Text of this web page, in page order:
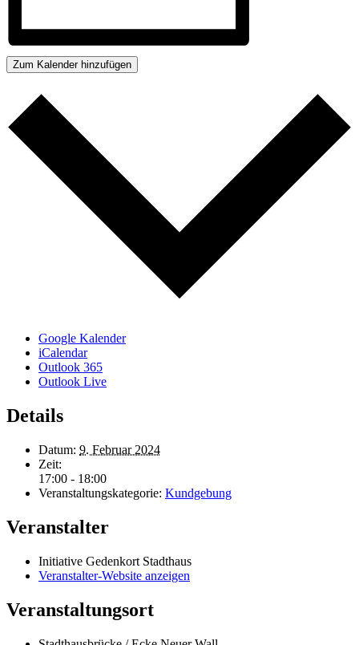
Zum Kalender hinzufügen
Google Kalender
iCalendar
Outlook 365
Outlook Live
Details
Datum: 9. Februar 2024
Zeit:
17:00 - 18:00
Veranstaltungskategorie: Kundgebung
Veranstalter
Initiative Gedenkort Stadthaus
Veranstalter-Website anzeigen
Veranstaltungsort